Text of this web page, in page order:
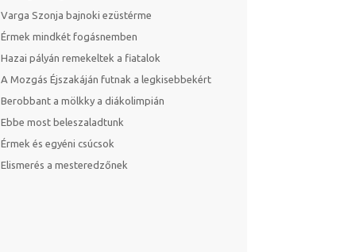
Varga Szonja bajnoki ezüstérme
Érmek mindkét fogásnemben
Hazai pályán remekeltek a fiatalok
A Mozgás Éjszakáján futnak a legkisebbekért
Berobbant a mölkky a diákolimpián
Ebbe most beleszaladtunk
Érmek és egyéni csúcsok
Elismerés a mesteredzőnek